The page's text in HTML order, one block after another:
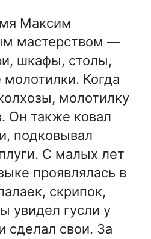
Максим
мастерством —
шкафы, столы,
Когда
молотилку
Он также ковал
подковывал
С малых лет
проявлялась в
скрипок,
увидел гусли у
сделал свои. За